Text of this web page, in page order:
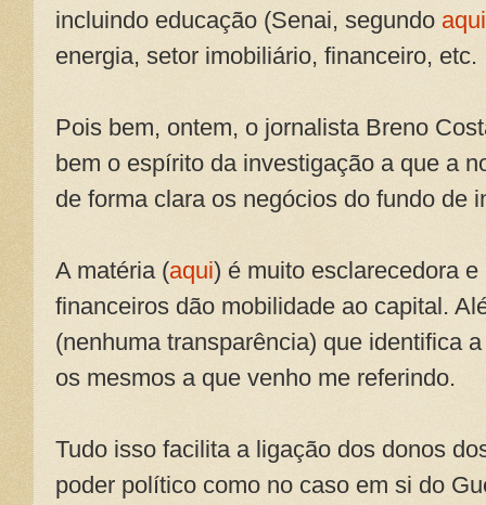
incluindo educação (Senai, segundo aqui
energia, setor imobiliário, financeiro, etc.
Pois bem, ontem, o jornalista Breno
bem o espírito da investigação a que a
de forma clara os negócios do fundo de
A matéria (aqui) é muito esclarecedora
financeiros dão mobilidade ao capital.
(nenhuma transparência) que identifica
os mesmos a que venho me referindo.
Tudo isso facilita a ligação dos donos
poder político como no caso em si do